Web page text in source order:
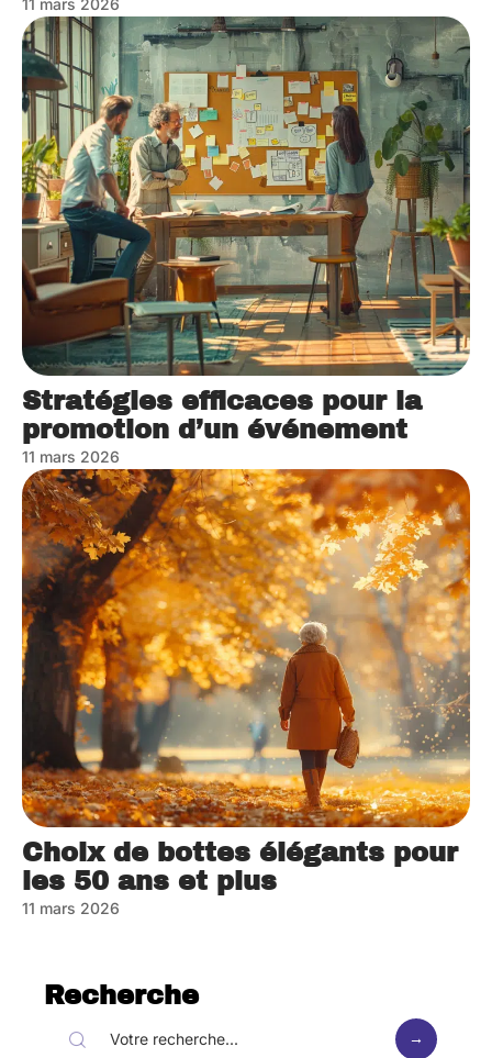
11 mars 2026
Stratégies efficaces pour la
promotion d’un événement
11 mars 2026
Choix de bottes élégants pour
les 50 ans et plus
11 mars 2026
Recherche